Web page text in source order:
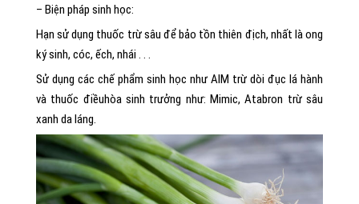
– Biện pháp sinh học:
Hạn sử dụng thuốc trừ sâu để bảo tồn thiên địch, nhất là ong
ký sinh, cóc, ếch, nhái . . .
Sử dụng các chế phẩm sinh học như AIM trừ dòi đục lá hành
và thuốc điềuhòa sinh trưởng như: Mimic, Atabron trừ sâu
xanh da láng.